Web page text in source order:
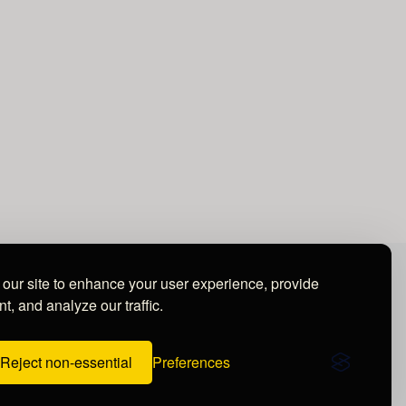
site to enhance your user experience, provide
and analyze our traffic.
Reject non-essential Preferences